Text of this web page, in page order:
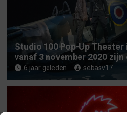
Studio 100 Pop-Up Theater
vanaf 3 november 2020 zijn
6 jaar geleden sebasv17